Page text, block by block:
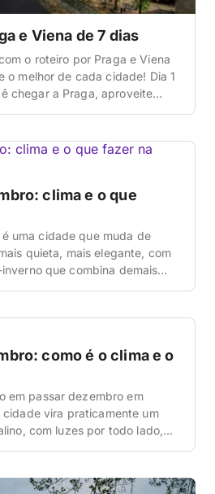
e Viena de 7 dias
o roteiro por Praga e Viena
o melhor de cada cidade! Dia 1
chegar a Praga, aproveite
às principais atrações. Após
clima e o que
uma cidade que muda de
quieta, mais elegante, com
que combina demais
a cidade fica cinematográfica
como é o clima e o
em passar dezembro em
vira praticamente um
com luzes por todo lado,
friozinho gostoso de